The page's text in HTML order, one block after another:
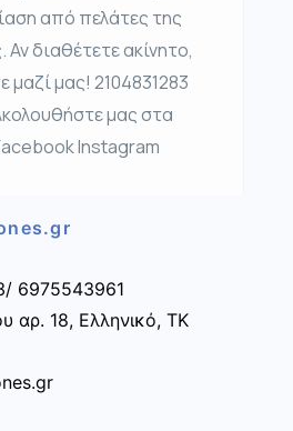
από πελάτες της
Αν διαθέτετε ακίνητο,
μαζί μας! 2104831283
μας στα
Instagram
6975543961
αρ. 18, Ελληνικό, ΤΚ